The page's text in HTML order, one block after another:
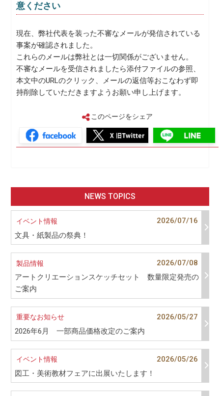
意ください
現在、弊社代表を装った不審なメールが発信されている
事案が確認されました。
これらのメールは弊社とは一切関係がございません。
不審なメールを受信されましたら添付ファイルの参照、
本文中のURLのクリック、メールの返信等おこなわず即
持削除していただきますようお願い申し上げます。
このページをシェア
NEWS TOPICS
イベント情報
2026/07/16
文具・紙製品の祭典！
製品情報
2026/07/08
アートクリエーションスケッチセット 数量限定発売の
ご案内
重要なお知らせ
2026/05/27
2026年6月 一部商品価格改定のご案内
イベント情報
2026/05/26
図工・美術教材フェアに出展いたします！